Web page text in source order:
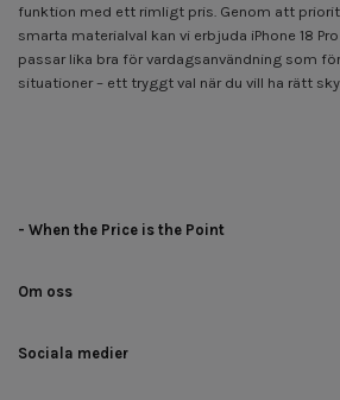
funktion med ett rimligt pris. Genom att
smarta materialval kan vi erbjuda iPhone 18
passar lika bra för vardagsanvändning som
situationer – ett tryggt val när du vill ha rätt
- When the Price is the Point
Om oss
Sociala medier